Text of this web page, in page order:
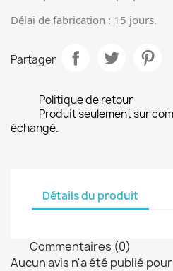
Délai de fabrication : 15 jours.
Partager
Politique de retour
Produit seulement sur
échangé.
Détails du produit
Commentaires (0)
Aucun avis n'a été publié